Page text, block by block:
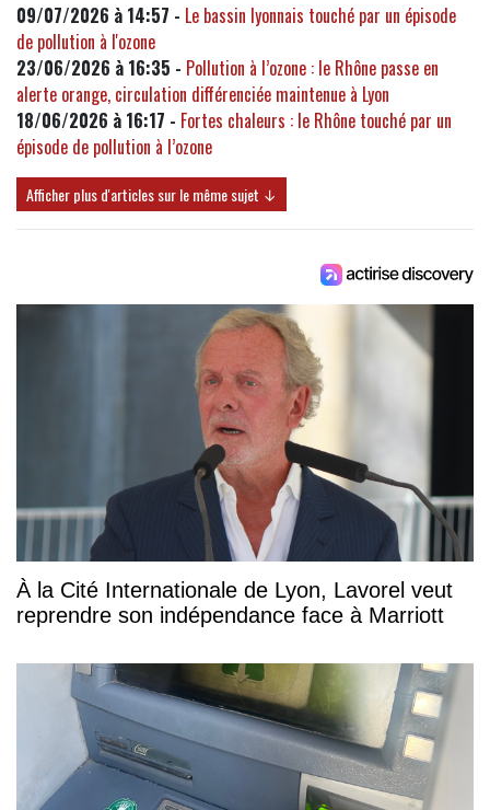
09/07/2026 à 14:57 - Le bassin lyonnais touché par un épisode
de pollution à l'ozone
23/06/2026 à 16:35 - Pollution à l’ozone : le Rhône passe en
alerte orange, circulation différenciée maintenue à Lyon
18/06/2026 à 16:17 - Fortes chaleurs : le Rhône touché par un
épisode de pollution à l’ozone
Afficher plus d'articles sur le même sujet ↓
À la Cité Internationale de Lyon, Lavorel veut
reprendre son indépendance face à Marriott